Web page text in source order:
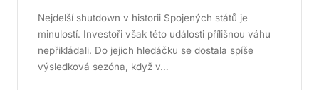
Nejdelší shutdown v historii Spojených států je
minulostí. Investoři však této události přílišnou váhu
nepřikládali. Do jejich hledáčku se dostala spíše
výsledková sezóna, když v…